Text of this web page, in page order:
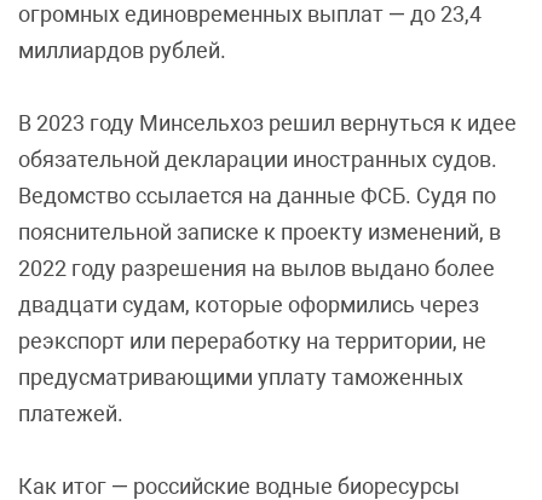
огромных единовременных выплат — до 23,4
миллиардов рублей.
В 2023 году Минсельхоз решил вернуться к идее
обязательной декларации иностранных судов.
Ведомство ссылается на данные ФСБ. Судя по
пояснительной записке к проекту изменений, в
2022 году разрешения на вылов выдано более
двадцати судам, которые оформились через
реэкспорт или переработку на территории, не
предусматривающими уплату таможенных
платежей.
Как итог — российские водные биоресурсы